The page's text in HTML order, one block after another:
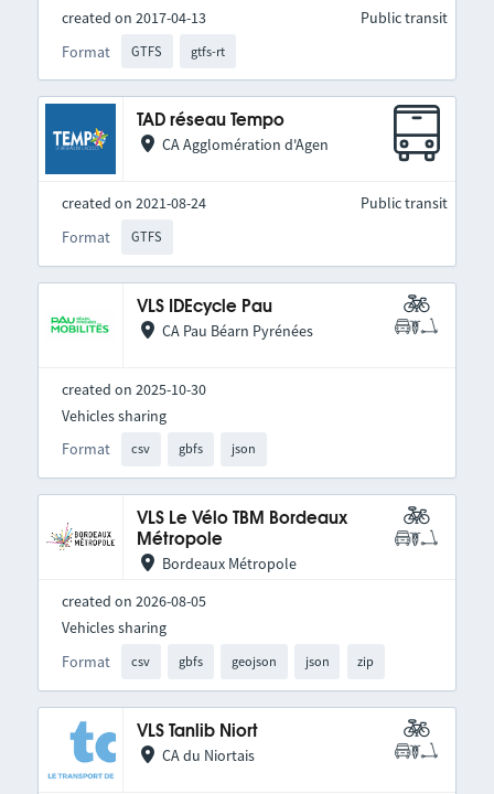
created on 2017-04-13
Format
GTFS gtfs-rt
Public transit
TAD réseau Tempo
CA Agglomération d'Agen
created on 2021-08-24
Format
GTFS
Public transit
VLS IDEcycle Pau
CA Pau Béarn Pyrénées
created on 2025-10-30
Format csv gbfs json
Vehicles sharing
VLS Le Vélo TBM Bordeaux
Métropole
Bordeaux Métropole
created on 2026-08-05
Format csv gbfs geojson json zip
Vehicles sharing
VLS Tanlib Niort
CA du Niortais